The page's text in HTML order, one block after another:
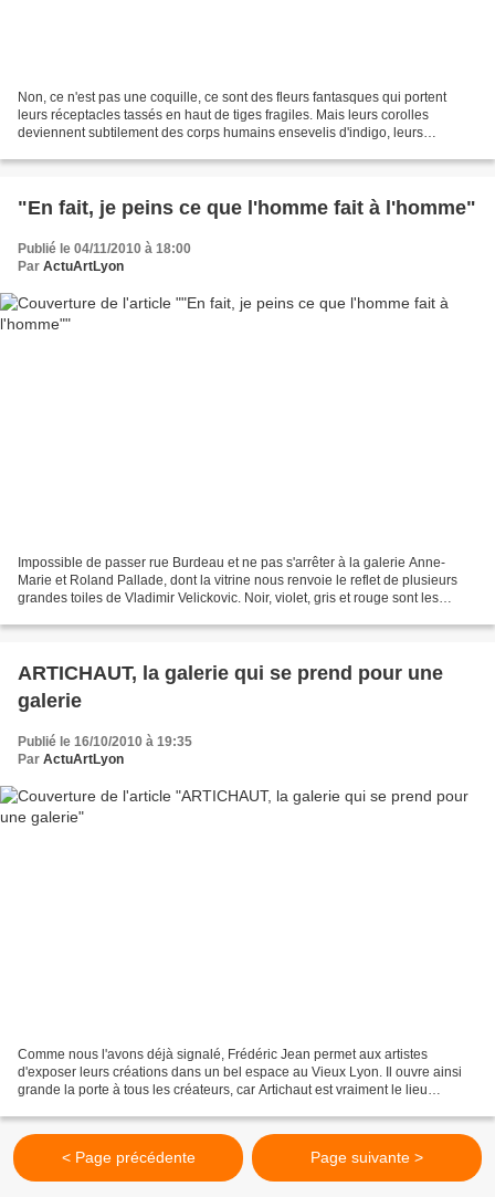
Non, ce n'est pas une coquille, ce sont des fleurs fantasques qui portent
leurs réceptacles tassés en haut de tiges fragiles. Mais leurs corolles
deviennent subtilement des corps humains ensevelis d'indigo, leurs
"En fait, je peins ce que l'homme fait à l'homme"
Publié le 04/11/2010 à 18:00
Par ActuArtLyon
Impossible de passer rue Burdeau et ne pas s'arrêter à la galerie Anne-
Marie et Roland Pallade, dont la vitrine nous renvoie le reflet de plusieurs
grandes toiles de Vladimir Velickovic. Noir, violet, gris et rouge sont les
ARTICHAUT, la galerie qui se prend pour une
galerie
Publié le 16/10/2010 à 19:35
Par ActuArtLyon
Comme nous l'avons déjà signalé, Frédéric Jean permet aux artistes
d'exposer leurs créations dans un bel espace au Vieux Lyon. Il ouvre ainsi
grande la porte à tous les créateurs, car Artichaut est vraiment le lieu
< Page précédente Page suivante >